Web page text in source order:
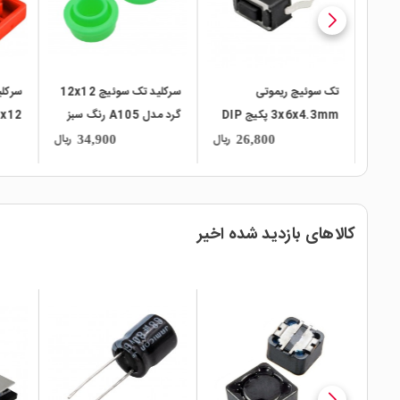
گرد مدل A105 رنگ سبز
34,900 ریال
سرکلید تک سوئیچ کله خور
12x12 مربعی مدل A14
21,500 ریال
کالاهای بازدید شده اخیر